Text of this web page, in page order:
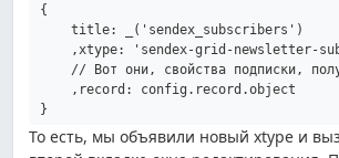
{
    title: _('sendex_subscribers')
,xtype: 'sendex-grid-newsletter-
// Вот они, свойства подписки,
    ,record: config.record.object
}
То есть, мы объявили новый xtype и